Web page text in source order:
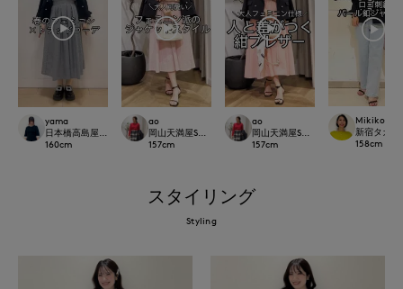
yama
日本橋高島屋SC SUPERIOR CLOSET
160cm
ao
岡山天満屋SUPERIORCLOSET
157cm
ao
岡山天満屋SUPERIORCLOSET
157cm
Mikiko
新宿タカシ
158cm
スタイリング
Styling